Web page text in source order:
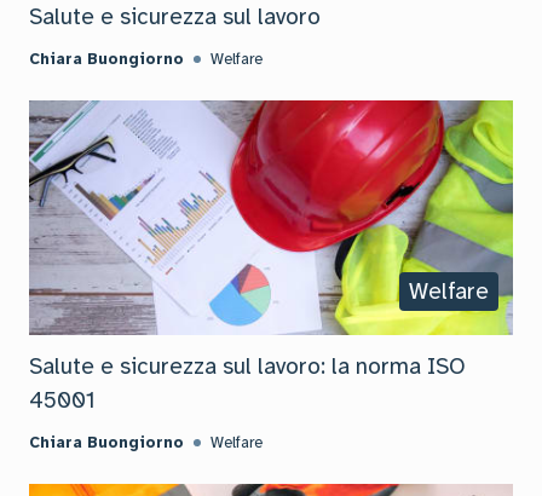
Salute e sicurezza sul lavoro
Chiara Buongiorno Welfare
Welfare
Salute e sicurezza sul lavoro: la norma ISO
45001
Chiara Buongiorno Welfare